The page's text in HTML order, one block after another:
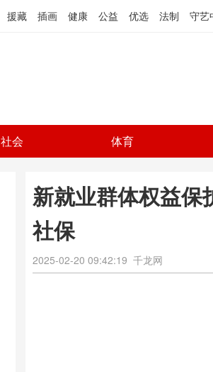
援藏 插画 健康 公益 优选 法制 守艺
社会 体育
新就业群体权益保
社保
2025-02-20 09:42:19 千龙网